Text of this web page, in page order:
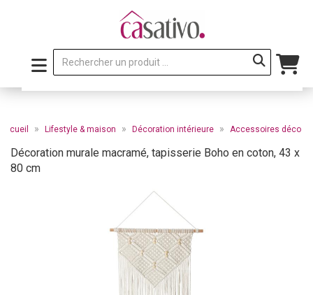
» Lifestyle & maison » Décoration intérieure » Accessoires déco
Décoration murale macramé, tapisserie Boho en coton, 43 x
80 cm